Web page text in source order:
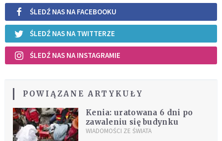
ŚLEDŹ NAS NA FACEBOOKU
ŚLEDŹ NAS NA TWITTERZE
ŚLEDŹ NAS NA INSTAGRAMIE
POWIĄZANE ARTYKUŁY
Kenia: uratowana 6 dni po
zawaleniu się budynku
WIADOMOŚCI ZE ŚWIATA